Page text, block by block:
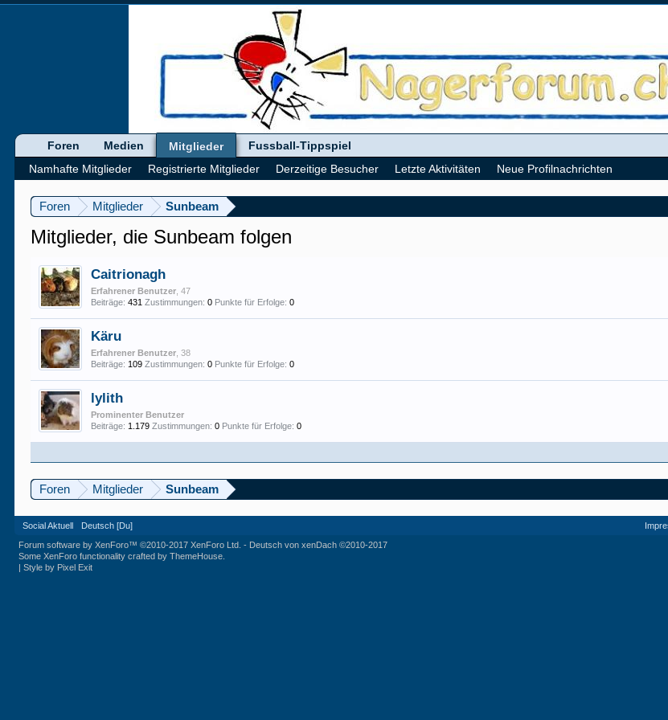
Foren Mitglieder Sunbeam
Mitglieder, die Sunbeam folgen
Caitrionagh
Erfahrener Benutzer , 47
Beiträge: 431 Zustimmungen: 0 Punkte für Erfolge: 0
Käru
Erfahrener Benutzer , 38
Beiträge: 109 Zustimmungen: 0 Punkte für Erfolge: 0
lylith
Prominenter Benutzer
Beiträge: 1.179 Zustimmungen: 0 Punkte für Erfolge: 0
Foren Mitglieder Sunbeam
Foren Medien
Mitglieder
Namhafte Mitglieder
Registrierte Mitglieder Derzeitige Besucher Letzte Aktivitäten Neue Profilnachrichten
Fussball-Tippspiel
Social Aktuell Deutsch [Du]
Forum software by XenForo™©2010-2017 XenForo Ltd. - Deutsch von xenDach©2010-2017
Some XenForo functionality crafted byThemeHouse
|Style by Pixel Exit